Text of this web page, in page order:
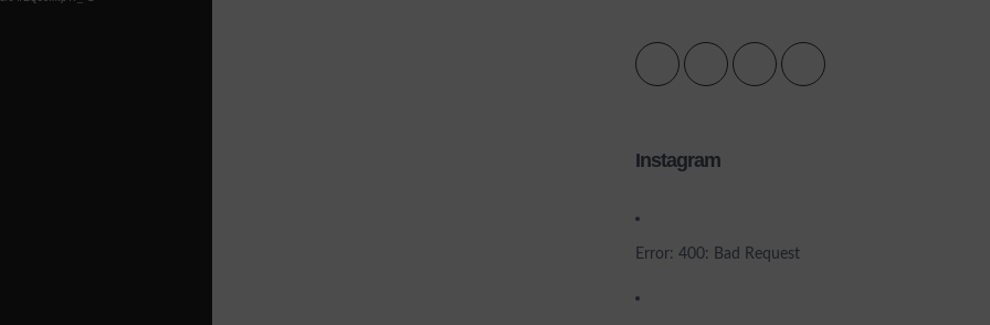
Instagram
Error: 400: Bad Request